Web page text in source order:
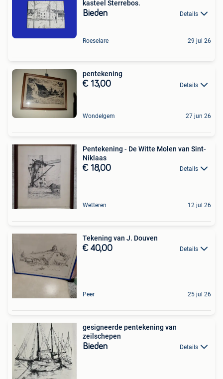
kasteel Sterrebos.
Bieden Details
Roeselare 29 jul 26
pentekening
€ 13,00 Details
Wondelgem 27 jun 26
Pentekening - De Witte Molen van Sint-
Niklaas
€ 18,00 Details
Wetteren 12 jul 26
Tekening van J. Douven
€ 40,00 Details
Peer 25 jul 26
gesigneerde pentekening van
zeilschepen
Bieden Details